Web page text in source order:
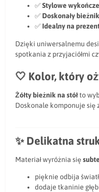
✅Stylowe
✅ Doskonały
✅ Idealny na
Dzięki uniwersalnemu
spotkania z przyjaciółmi
🤍 Kolor, który
Żółty bieżnik na stółto
Doskonale komponuje się
✨Delikatna
Materiał wyróżnia się
pięknie odbija
dodaje tkaninie